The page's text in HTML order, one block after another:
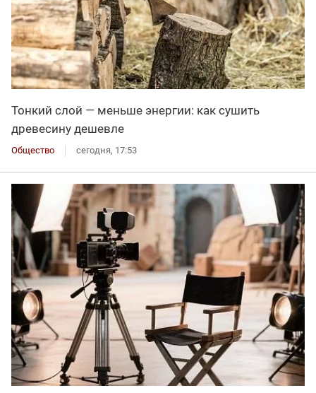
Тонкий слой — меньше энергии: как сушить
древесину дешевле
Общество сегодня, 17:53